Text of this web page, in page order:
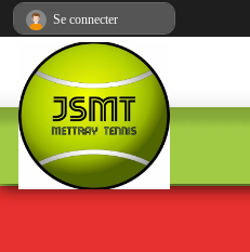
Se connecter
Panneau de gestion des cookies